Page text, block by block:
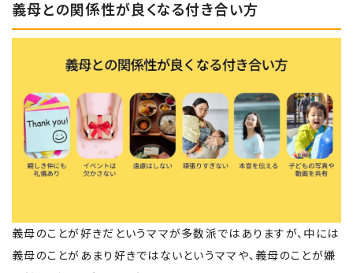
義母との関係性が良くなる付き合い方
義母のことが好きだというママが多数派ではありますが、中には
義母のことがあまり好きではないというママや、義母のことが嫌